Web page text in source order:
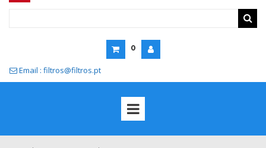
0
 Email : filtros@filtros.pt